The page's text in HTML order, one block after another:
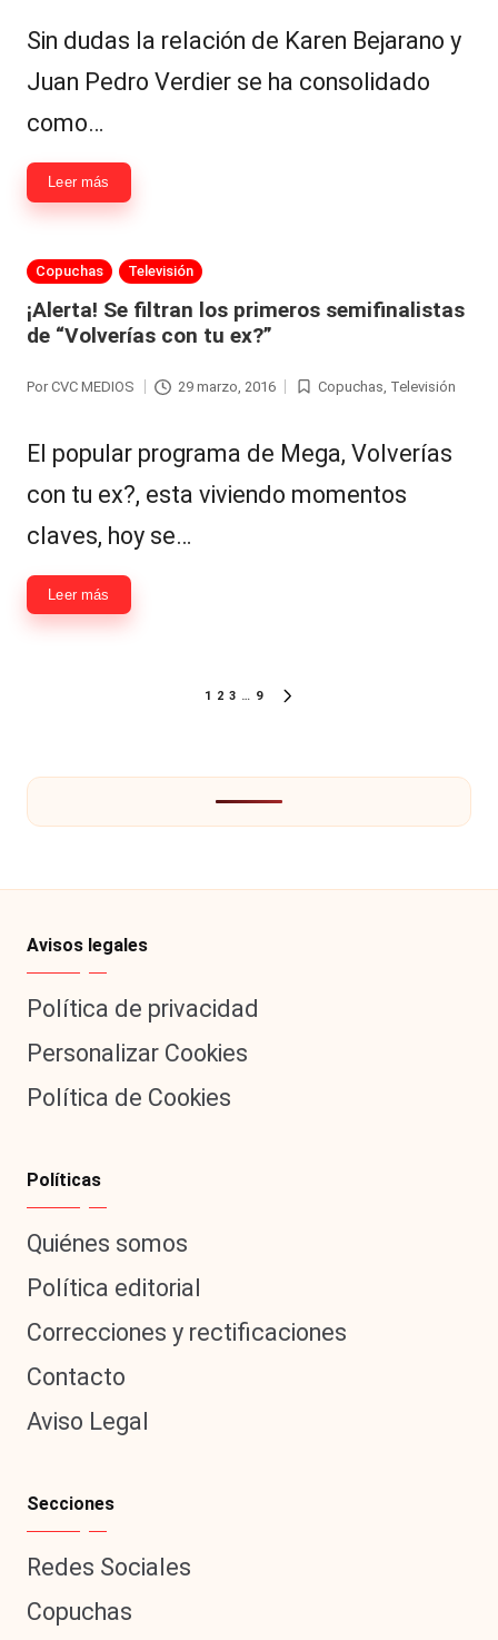
Sin dudas la relación de Karen Bejarano y
Juan Pedro Verdier se ha consolidado
como…
Leer más
Publicada
Copuchas Televisión
¡Alerta! Se filtran los primeros semifinalistas
de “Volverías con tu ex?”
Por CVC MEDIOS 29 marzo, 2016
Publicada
Copuchas, Televisión
El popular programa de Mega, Volverías
con tu ex?, esta viviendo momentos
claves, hoy se…
Leer más
1 2 3 … 9
Avisos legales
Política de privacidad
Personalizar Cookies
Política de Cookies
Políticas
Quiénes somos
Política editorial
Correcciones y rectificaciones
Contacto
Aviso Legal
Secciones
Redes Sociales
Copuchas